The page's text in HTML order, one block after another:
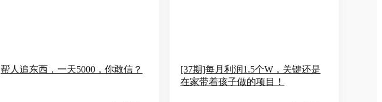
帮人追东西，一天5000，你敢信？
[37期]每月利润1.5个W，关键还是
在家带着孩子做的项目！